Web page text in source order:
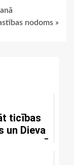
nodoms »
ticības
un Dieva
savā